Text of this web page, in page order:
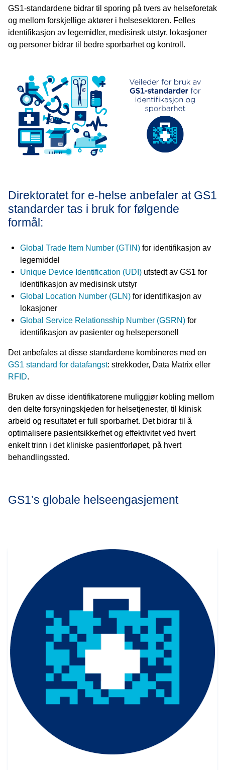
GS1-standardene bidrar til sporing på tvers av helseforetak
og mellom forskjellige aktører i helsesektoren. Felles
identifikasjon av legemidler, medisinsk utstyr, lokasjoner
og personer bidrar til bedre sporbarhet og kontroll.
Direktoratet for e-helse anbefaler at GS1
standarder tas i bruk for følgende
formål:
Global Trade Item Number (GTIN) for identifikasjon av
legemiddel
Unique Device Identification (UDI) utstedt av GS1 for
identifikasjon av medisinsk utstyr
Global Location Number (GLN) for identifikasjon av
lokasjoner
Global Service Relationsship Number (GSRN) for
identifikasjon av pasienter og helsepersonell
Det anbefales at disse standardene kombineres med en
GS1 standard for datafangst: strekkoder, Data Matrix eller
RFID.
Bruken av disse identifikatorene muliggjør kobling mellom
den delte forsyningskjeden for helsetjenester, til klinisk
arbeid og resultatet er full sporbarhet. Det bidrar til å
optimalisere pasientsikkerhet og effektivitet ved hvert
enkelt trinn i det kliniske pasientforløpet, på hvert
behandlingssted.
GS1’s globale helseengasjement